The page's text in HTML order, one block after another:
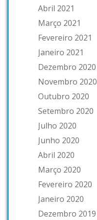
Abril 2021
Março 2021
Fevereiro 2021
Janeiro 2021
Dezembro 2020
Novembro 2020
Outubro 2020
Setembro 2020
Julho 2020
Junho 2020
Abril 2020
Março 2020
Fevereiro 2020
Janeiro 2020
Dezembro 2019